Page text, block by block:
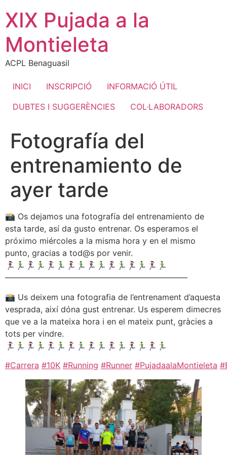
contenido
XIX Pujada a la
Montieleta
ACPL Benaguasil
INICI INSCRIPCIÓ
INFORMACIÓ ÚTIL
DUBTES I SUGGERÈNCIES
COL·LABORADORS
Fotografía del
entrenamiento de
ayer tarde
📸 Os dejamos una fotografía del entrenamiento de
esta tarde, así da gusto entrenar. Os esperamos el
próximo miércoles a la misma hora y en el mismo
punto, gracias a tod@s por venir.
🏃‍♀️🏃‍♂️🏃‍♀️🏃‍♂️🏃‍♀️🏃‍♂️🏃‍♀️🏃‍♂️🏃‍♀️🏃‍♂️🏃‍♀️🏃‍♂️🏃‍♀️🏃‍♂️🏃‍♀️🏃‍♂️
——————————————————————–
📸 Us deixem una fotografia de l’entrenament d’aquesta
vesprada, així dóna gust entrenar. Us esperem dimecres
que ve a la mateixa hora i en el mateix punt, gràcies a
tots per vindre.
🏃‍♀️🏃‍♂️🏃‍♀️🏃‍♂️🏃‍♀️🏃‍♂️🏃‍♀️🏃‍♂️🏃‍♀️🏃‍♂️🏃‍♀️🏃‍♂️🏃‍♀️🏃‍♂️🏃‍♀️🏃‍♂️
#Carrera #10K #Running #Runner #PujadaalaMontieleta